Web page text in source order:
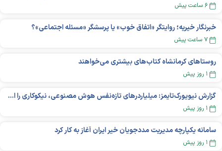
۶ ساعت پیش
خبرنگار خیریه؛ روایتگر «اتفاق خوب» یا پرسشگر «مسئله اجتماعی»؟
۷ ساعت پیش
روستاهای کرمانشاه کتاب‌های بیشتری می‌خواهند
۱ روز پیش
گزارش نیویورک‌تایمز: میلیاردر‌های تازه‌نفس هوش مصنوعی، نیکوکاری را انتخاب می‌کنند؟
۱ روز پیش
سامانه یکپارچه مدیریت مددجویان خیر ایران آغاز به کار کرد
۱ روز پیش